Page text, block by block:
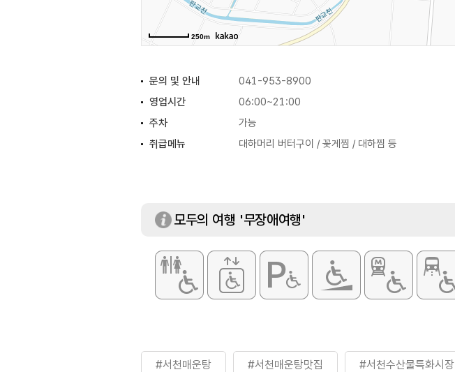
250m
문의 및 안내 041-953-8900
영업시간
06:00~21:00
주차
가능
취급메뉴
대하머리 버터구이 / 꽃게찜 / 대하찜 등
모두의 여행 '무장애여행'
#서천매운탕 #서천매운탕맛집 #서천수산물특화시장